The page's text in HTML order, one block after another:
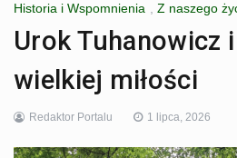
Historia i Wspomnienia , Z naszego
Urok Tuhanowicz
wielkiej miłości
Redaktor Portalu 1 lipca, 2026